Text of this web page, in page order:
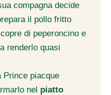
compagna decide
il pollo fritto
di peperoncino e
renderlo quasi
Prince piacque
nel piatto